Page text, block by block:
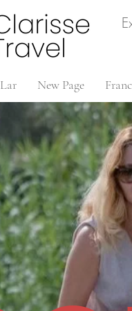
Lar New Page